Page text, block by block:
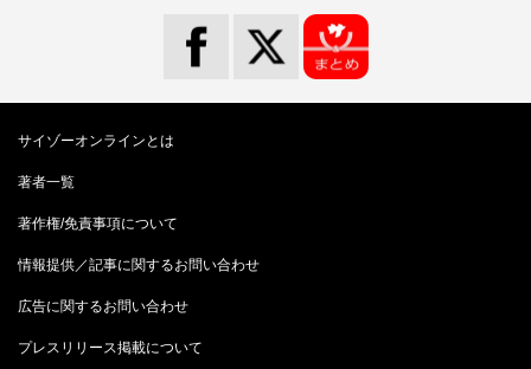
サイゾーオンラインとは
著者一覧
著作権/免責事項について
情報提供／記事に関するお問い合わせ
広告に関するお問い合わせ
プレスリリース掲載について